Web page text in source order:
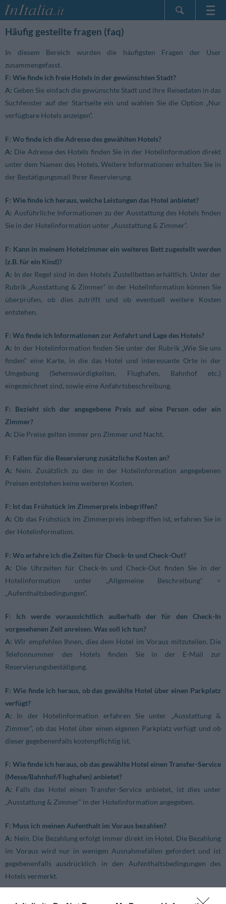
Reservierungen
Häufig gestellte fragen (faq)
In diesem Bereich wurden die häufigsten Fragen der User
zusammengefasst.
F: Wie finde ich freie Hotels in der gewünschten Stadt?
A: Geben Sie einfach die gewünschte Stadt und ihre Reisedaten in das
Suchfenster auf der Startseite ein und wählen Sie die Option „Nur
verfügbare Hotels anzeigen“.
F: Wo finde ich die Adresse des gewählten Hotels?
A: Die Adresse des Hotels finden Sie in der Hotelinformation direkt
unter dem Namen des Hotels. Weitere Informationen erhalten Sie in
der Bestätigungsmail Ihrer Reservierung.
F: Wie finde ich heraus, welche Leistungen das Hotel anbietet?
A: Ausführliche Informationen zu der Ausstattung des Hotels finden
Sie in der Hotelinformation unter „Ausstattung & Zimmer“.
F: Kann in meinem Hotelzimmer ein weiteres Bett zugestellt werden
(z.B. für ein Kind)?
A: In der Regel sind in den Hotels Zustellbetten erhältlich. Unter der
Rubrik „Ausstattung & Zimmer“ in der Hotelinformation können Sie
überprüfen, ob dies zutrifft und ob eventuell weitere Kosten
entstehen.
F: Wo finde ich Informationen zur Anfahrt und Lage des Hotels?
A: In der Hotelinformation finden Sie unter der Rubrik „Wie Sie uns
finden“ eine Karte, in die das Hotel und interessante Orte in der
Umgebung (Sehenswürdigkeiten, Flughafen, Bahnhof etc.)
eingezeichnet sind, sowie eine Anfahrtsbeschreibung.
F: Bezieht sich der angegebene Preis auf eine Person oder ein
Zimmer?
A: Die Preise gelten immer pro Zimmer und Nacht.
F: Fallen für die Reservierung zusätzliche Kosten an?
A: Nein. Zusätzlich zu den in der Hotelinformation angegebenen
Preisen entstehen keine weiteren Kosten.
F: Ist das Frühstück im Zimmerpreis inbegriffen?
A: Ob das Frühstück im Zimmerpreis inbegriffen ist, erfahren Sie in
der Hotelinformation.
F: Wo erfahre ich die Zeiten für Check-In und Check-Out?
A: Die Uhrzeiten für Check-In und Check-Out finden Sie in der
Hotelinformation unter „Allgemeine Beschreibung“ >
„Aufenthaltsbedingungen“.
F: Ich werde voraussichtlich außerhalb der für den Check-In
vorgesehenen Zeit anreisen. Was soll ich tun?
A: Wir empfehlen Ihnen, dies dem Hotel im Voraus mitzuteilen. Die
Telefonnummer des Hotels finden Sie in der E-Mail zur
Reservierungsbestätigung.
F: Wie finde ich heraus, ob das gewählte Hotel über einen Parkplatz
verfügt?
A: In der Hotelinformation erfahren Sie unter „Ausstattung &
Zimmer“, ob das Hotel über einen eigenen Parkplatz verfügt und ob
dieser gegebenenfalls kostenpflichtig ist.
F: Wie finde ich heraus, ob das gewählte Hotel einen Transfer-Service
(Messe/Bahnhof/Flughafen) anbietet?
A: Falls das Hotel einen Transfer-Service anbietet, ist dies unter
„Ausstattung & Zimmer“ in der Hotelinformation angegeben.
F: Muss ich meinen Aufenthalt im Voraus bezahlen?
A: Nein. Die Bezahlung erfolgt immer direkt im Hotel. Die Bezahlung
im Voraus wird nur in wenigen Ausnahmefällen gefordert und ist
gegebenenfalls ausdrücklich in den Aufenthaltsbedingungen des
Hotels vermerkt.